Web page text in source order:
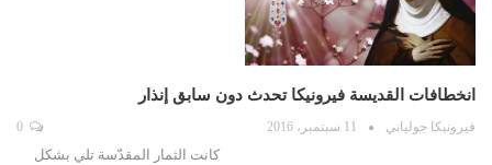
انخطافات القديسة فيرونيكا تحدث دون سابق إنذار
فيرونيكا جولياني 11 سبتمبر، 2016
كانت الثمار المقدّسة تلي بشكل